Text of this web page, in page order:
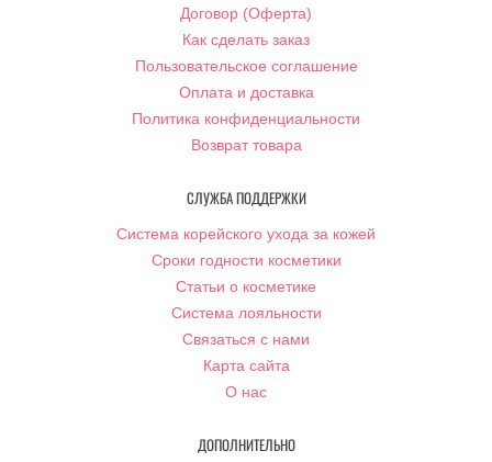
Договор (Оферта)
Как сделать заказ
Пользовательское соглашение
Оплата и доставка
Политика конфиденциальности
Возврат товара
СЛУЖБА ПОДДЕРЖКИ
Система корейского ухода за кожей
Сроки годности косметики
Статьи о косметике
Система лояльности
Связаться с нами
Карта сайта
О нас
ДОПОЛНИТЕЛЬНО